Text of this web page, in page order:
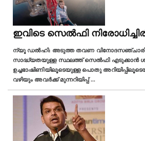
ഇവിടെ സെൽഫി
ന്യൂ ഡല്‍ഹി: അടുത്ത തവണ
സാദ്ധ്യതയുള്ള സ്ഥലത്ത് സെൽഫി എടുക്കാൻ
ഉച്ചഭാഷിണിയിലൂടെയുള്ള പൊതു
വഴിയും അവർക്ക് മുന്നറിയിപ്പ്...